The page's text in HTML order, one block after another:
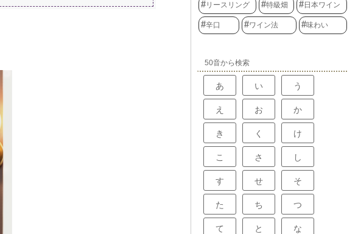
リースリング 特級畑 日本ワイン
辛口 ワイン法 味わい
50音から検索
あ い う
え お か
き く け
こ さ し
す せ そ
た ち つ
て と な